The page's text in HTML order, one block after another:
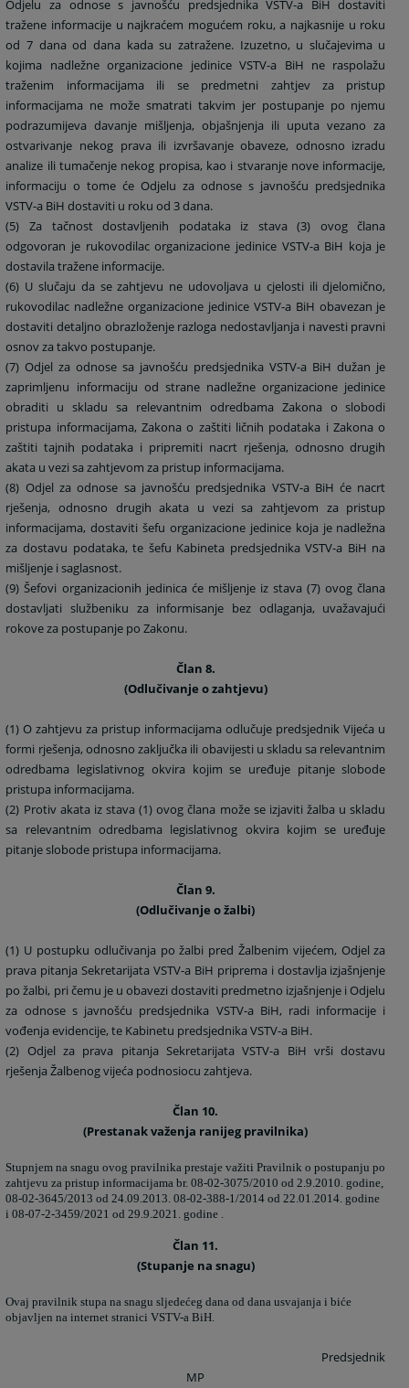
Odjelu za odnose s javnošću predsjednika VSTV-a BiH dostaviti
tražene informacije u najkraćem mogućem roku, a najkasnije u roku
od 7 dana od dana kada su zatražene. Izuzetno, u slučajevima u
kojima nadležne organizacione jedinice VSTV-a BiH ne raspolažu
traženim informacijama ili se predmetni zahtjev za pristup
informacijama ne može smatrati takvim jer postupanje po njemu
podrazumijeva davanje mišljenja, objašnjenja ili uputa vezano za
ostvarivanje nekog prava ili izvršavanje obaveze, odnosno izradu
analize ili tumačenje nekog propisa, kao i stvaranje nove informacije,
informaciju o tome će Odjelu za odnose s javnošću predsjednika
VSTV-a BiH dostaviti u roku od 3 dana.
(5) Za tačnost dostavljenih podataka iz stava (3) ovog člana
odgovoran je rukovodilac organizacione jedinice VSTV-a BiH koja je
dostavila tražene informacije.
(6) U slučaju da se zahtjevu ne udovoljava u cjelosti ili djelomično,
rukovodilac nadležne organizacione jedinice VSTV-a BiH obavezan je
dostaviti detaljno obrazloženje razloga nedostavljanja i navesti pravni
osnov za takvo postupanje.
(7) Odjel za odnose sa javnošću predsjednika VSTV-a BiH dužan je
zaprimljenu informaciju od strane nadležne organizacione jedinice
obraditi u skladu sa relevantnim odredbama Zakona o slobodi
pristupa informacijama, Zakona o zaštiti ličnih podataka i Zakona o
zaštiti tajnih podataka i pripremiti nacrt rješenja, odnosno drugih
akata u vezi sa zahtjevom za pristup informacijama.
(8) Odjel za odnose sa javnošću predsjednika VSTV-a BiH će nacrt
rješenja, odnosno drugih akata u vezi sa zahtjevom za pristup
informacijama, dostaviti šefu organizacione jedinice koja je nadležna
za dostavu podataka, te šefu Kabineta predsjednika VSTV-a BiH na
mišljenje i saglasnost.
(9) Šefovi organizacionih jedinica će mišljenje iz stava (7) ovog člana
dostavljati službeniku za informisanje bez odlaganja, uvažavajući
rokove za postupanje po Zakonu.
Član 8.
(Odlučivanje o zahtjevu)
(1) O zahtjevu za pristup informacijama odlučuje predsjednik Vijeća u
formi rješenja, odnosno zaključka ili obavijesti u skladu sa relevantnim
odredbama legislativnog okvira kojim se uređuje pitanje slobode
pristupa informacijama.
(2) Protiv akata iz stava (1) ovog člana može se izjaviti žalba u skladu
sa relevantnim odredbama legislativnog okvira kojim se uređuje
pitanje slobode pristupa informacijama.
Član 9.
(Odlučivanje o žalbi)
(1) U postupku odlučivanja po žalbi pred Žalbenim vijećem, Odjel za
prava pitanja Sekretarijata VSTV-a BiH priprema i dostavlja izjašnjenje
po žalbi, pri čemu je u obavezi dostaviti predmetno izjašnjenje i Odjelu
za odnose s javnošću predsjednika VSTV-a BiH, radi informacije i
vođenja evidencije, te Kabinetu predsjednika VSTV-a BiH.
(2) Odjel za prava pitanja Sekretarijata VSTV-a BiH vrši dostavu
rješenja Žalbenog vijeća podnosiocu zahtjeva.
Član 10.
(Prestanak važenja ranijeg pravilnika)
Stupnjem na snagu ovog pravilnika prestaje važiti Pravilnik o postupanju po
zahtjevu za pristup informacijama br. 08-02-3075/2010 od 2.9.2010. godine,
08-02-3645/2013 od 24.09.2013. 08-02-388-1/2014 od 22.01.2014. godine
i 08-07-2-3459/2021 od 29.9.2021. godine .
Član 11.
(Stupanje na snagu)
Ovaj pravilnik stupa na snagu sljedećeg dana od dana usvajanja i biće
objavljen na internet stranici VSTV-a BiH.
Predsjednik
MP